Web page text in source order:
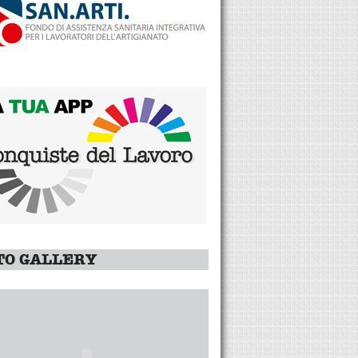
GALLERY